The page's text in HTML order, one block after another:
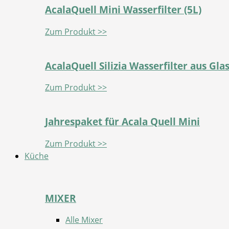
AcalaQuell Mini Wasserfilter (5L)
Zum Produkt >>
AcalaQuell Silizia Wasserfilter aus Glas
Zum Produkt >>
Jahrespaket für Acala Quell Mini
Zum Produkt >>
Küche
MIXER
Alle Mixer